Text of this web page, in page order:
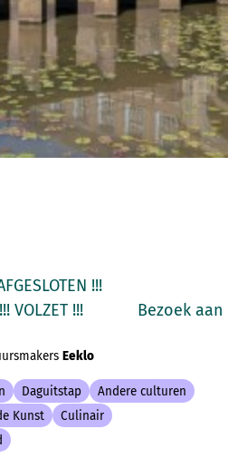
AFGESLOTEN !!!
!!! Bezoek aan
Eeklo
Daguitstap
Andere culturen
Kunst
Culinair